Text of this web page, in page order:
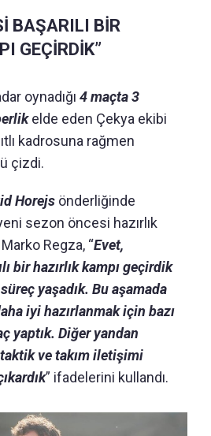
BAŞARILI BİR
GEÇİRDİK”
oynadığı 4 maçta 3
elde eden Çekya ekibi
kadrosuna rağmen
çizdi.
Horejs önderliğinde
sezon öncesi hazırlık
Regza, “Evet,
bir hazırlık kampı geçirdik
yaşadık. Bu aşamada
iyi hazırlanmak için bazı
yaptık. Diğer yandan
ve takım iletişimi
” ifadelerini kullandı.